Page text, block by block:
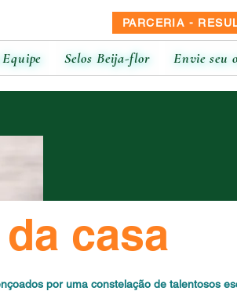
Selos Beija-flor Envie seu
PARCERIA -
casa
por uma constelação de talentosos